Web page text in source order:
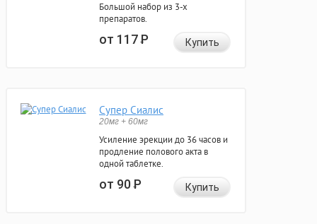
Большой набор из 3-х
препаратов.
от 117Р Купить
Супер Сиалис
20мг + 60мг
Усиление эрекции до 36 часов и
продление полового акта в
одной таблетке.
от 90Р Купить